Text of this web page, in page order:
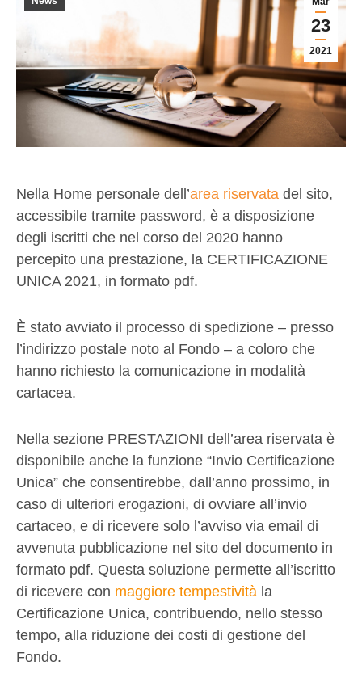
23
2021
Nella Home personale dell’area riservata del sito,
accessibile tramite password, è a disposizione
degli iscritti che nel corso del 2020 hanno
percepito una prestazione, la CERTIFICAZIONE
UNICA 2021, in formato pdf.
È stato avviato il processo di spedizione – presso
l’indirizzo postale noto al Fondo – a coloro che
hanno richiesto la comunicazione in modalità
cartacea.
Nella sezione PRESTAZIONI dell’area riservata è
disponibile anche la funzione “Invio Certificazione
Unica” che consentirebbe, dall’anno prossimo, in
caso di ulteriori erogazioni, di ovviare all’invio
cartaceo, e di ricevere solo l’avviso via email di
avvenuta pubblicazione nel sito del documento in
formato pdf. Questa soluzione permette all’iscritto
di ricevere con maggiore tempestività la
Certificazione Unica, contribuendo, nello stesso
tempo, alla riduzione dei costi di gestione del
Fondo.